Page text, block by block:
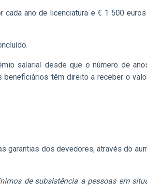
ano de licenciatura e € 1 500
salarial desde que o número de
têm direito a receber o
garantias dos devedores, através do
de subsistência a pessoas em